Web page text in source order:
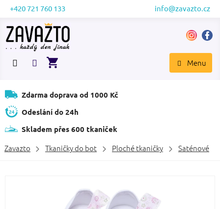
Přejít
obsah
+420 721 760 133 info@zavazto.cz
NÁKUPNÍ
Zdarma doprava od 1000 Kč
Odeslání do 24h
Skladem přes 600 tkaniček
Zavazto Tkaničky do bot Ploché tkaničky Saténové